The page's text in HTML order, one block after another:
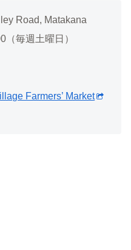
Road, Matakana
（毎週土曜日）
Farmers’ Market